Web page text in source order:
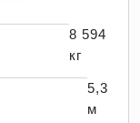
8 594
кг
5,3
м